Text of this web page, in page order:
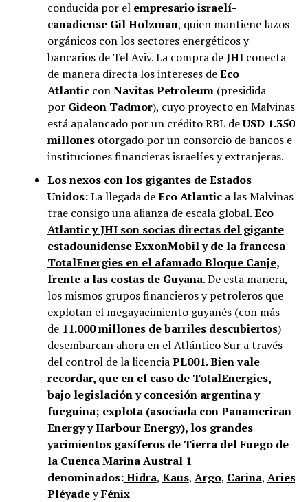
conducida por el empresario israelí-
canadiense Gil Holzman, quien mantiene lazos
orgánicos con los sectores energéticos y
bancarios de Tel Aviv. La compra deJHIconecta
de manera directa los intereses deEco
AtlanticconNavitas Petroleum(presidida
por Gideon Tadmor), cuyo proyecto en Malvinas
está apalancado por un crédito RBL deUSD 1.350
millonesotorgado por un consorcio de bancos e
instituciones financieras israelíes y extranjeras.
Los nexos con los gigantes de Estados
Unidos:La llegada deEco Atlantica las Malvinas
trae consigo una alianza de escala global.Eco
Atlantic y JHI son socias directas del gigante
estadounidense ExxonMobil y de la francesa
TotalEnergies en el afamado Bloque Canje,
frente a las costas de Guyana. De esta manera,
los mismos grupos financieros y petroleros que
explotan el megayacimiento guyanés (con más
de 11.000 millones de barriles descubiertos)
desembarcan ahora en el Atlántico Sur a través
del control de la licenciaPL001.Bien vale
recordar, que en el caso de TotalEnergies,
bajo legislación y concesión argentina y
fueguina; explota (asociada con Panamerican
Energy y Harbour Energy), los grandes
yacimientos gasíferos de Tierra del Fuego de
la Cuenca Marina Austral 1
denominados:Hidra, Kaus, Argo, Carina, Aries
PléyadeyFénix